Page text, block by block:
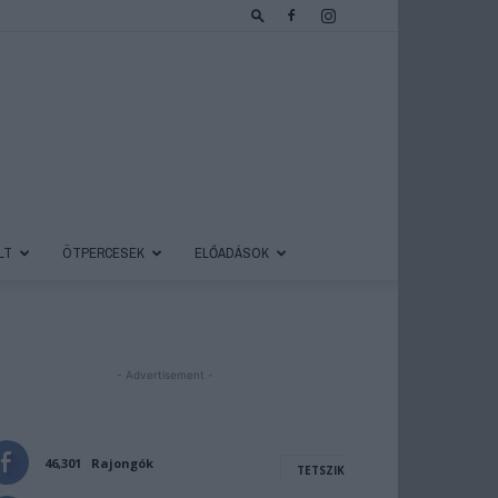
ÖTPERCESEK ELŐADÁSOK
- Advertisement -
46,301 Rajongók TETSZIK